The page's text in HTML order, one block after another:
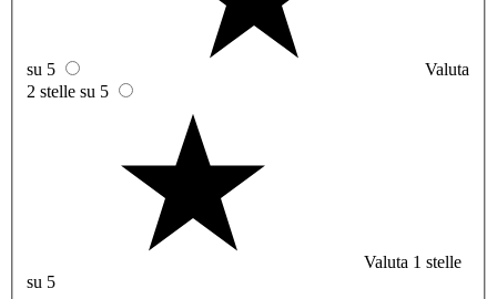
su 5
Valuta
2 stelle su 5
Valuta 1 stelle
su 5